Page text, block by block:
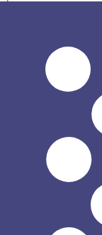
USD Dollar
Taux
Parlez avec un
Planifier un appel